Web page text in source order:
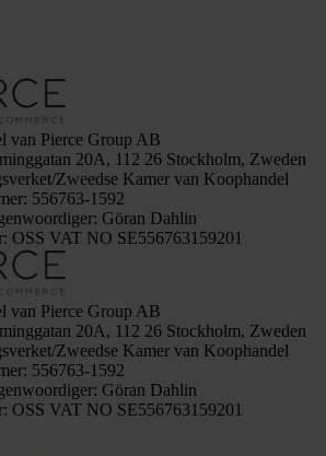
van Pierce Group AB
20A, 112 26 Stockholm, Zweden
Zweedse Kamer van Koophandel
556763-1592
Göran Dahlin
OSS VAT NO SE556763159201
van Pierce Group AB
20A, 112 26 Stockholm, Zweden
Zweedse Kamer van Koophandel
556763-1592
Göran Dahlin
OSS VAT NO SE556763159201